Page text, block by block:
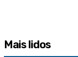
Mais lidos